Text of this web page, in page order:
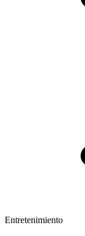
Entretenimiento